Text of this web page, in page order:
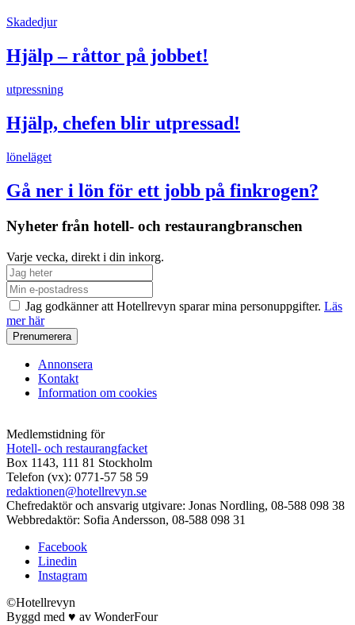
Skadedjur
Hjälp – råttor på jobbet!
utpressning
Hjälp, chefen blir utpressad!
löneläget
Gå ner i lön för ett jobb på finkrogen?
Nyheter från hotell- och restaurangbranschen
Varje vecka, direkt i din inkorg.
Jag godkänner att Hotellrevyn sparar mina personuppgifter. Läs
mer här
Annonsera
Kontakt
Information om cookies
Medlemstidning för
Hotell- och restaurangfacket
Box 1143, 111 81 Stockholm
Telefon (vx): 0771-57 58 59
redaktionen@hotellrevyn.se
Chefredaktör och ansvarig utgivare: Jonas Nordling, 08-588 098 38
Webbredaktör: Sofia Andersson, 08-588 098 31
Facebook
Linedin
Instagram
©Hotellrevyn
Byggd med ♥ av WonderFour